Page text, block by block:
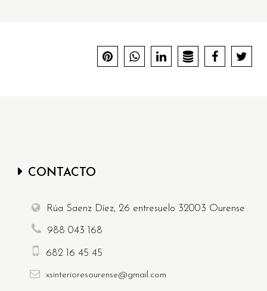
CONTACTO
Rúa Saenz Díez, 26 entresuelo 32003 Ourense
988 043 168
682 16 45 45
xsinterioresourense@gmail.com